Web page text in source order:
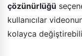
çözünürlüğü
kullanıcılar
kolayca